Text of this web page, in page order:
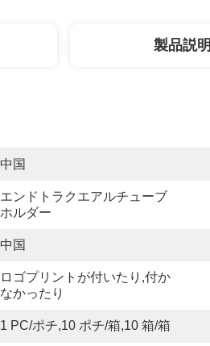
製品説明
中国
エンドトラクエアルチューブ
ホルダー
中国
ロゴプリントが付いたり,付か
なかったり
1 PC/ポチ,10 ポチ/箱,10 箱/箱